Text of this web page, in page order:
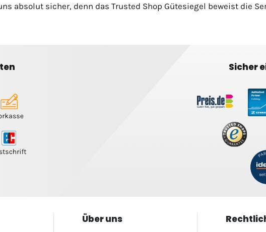
absolut sicher, denn das Trusted Shop Gütesiegel beweist die
Sicher
Über uns